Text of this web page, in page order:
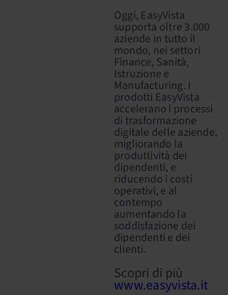
Oggi, EasyVista
supporta oltre 3.000
aziende in tutto il
mondo, nei settori
Finance, Sanità,
Istruzione e
Manufacturing. I
prodotti EasyVista
accelerano i processi
di trasformazione
digitale delle aziende,
migliorando la
produttività dei
dipendenti, e
riducendo i costi
operativi, e al
contempo
aumentando la
soddisfazione dei
dipendenti e dei
clienti.
Scopri di più
www.easyvista.it